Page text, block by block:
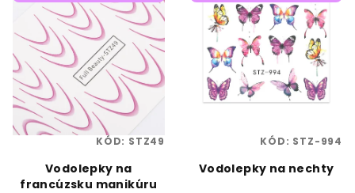
Vodolepky na
francúzsku manikúru
KÓD: STZ49
Vodolepky na nechty
KÓD: STZ-994